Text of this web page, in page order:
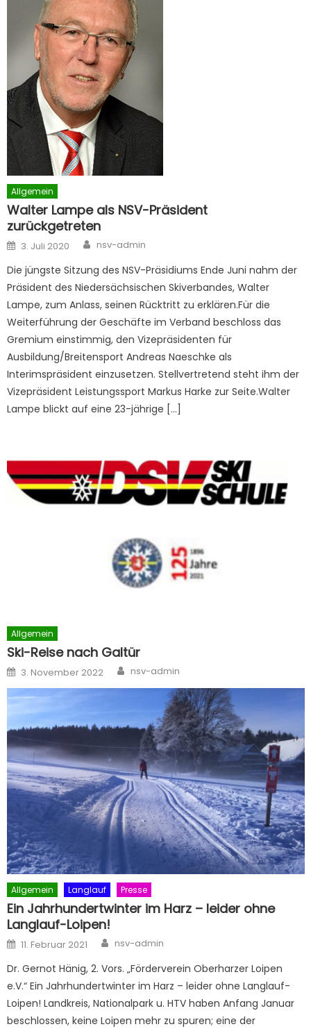
Allgemein
Walter Lampe als NSV-Präsident
zurückgetreten
Posted
on
3. Juli 2020 Author
nsv-admin
Die jüngste Sitzung des NSV-Präsidiums Ende Juni nahm der
Präsident des Niedersächsischen Skiverbandes, Walter
Lampe, zum Anlass, seinen Rücktritt zu erklären.Für die
Weiterführung der Geschäfte im Verband beschloss das
Gremium einstimmig, den Vizepräsidenten für
Ausbildung/Breitensport Andreas Naeschke als
Interimspräsident einzusetzen. Stellvertretend steht ihm der
Vizepräsident Leistungssport Markus Harke zur Seite.Walter
Lampe blickt auf eine 23-jährige […]
Allgemein
Ski-Reise nach Galtür
Posted
on
3. November 2022 Author
nsv-admin
Allgemein Langlauf Presse
Ein Jahrhundertwinter im Harz – leider ohne
Langlauf-Loipen!
Posted
on
11. Februar 2021 Author
nsv-admin
Dr. Gernot Hänig, 2. Vors. „Förderverein Oberharzer Loipen
e.V.“ Ein Jahrhundertwinter im Harz – leider ohne Langlauf-
Loipen! Landkreis, Nationalpark u. HTV haben Anfang Januar
beschlossen, keine Loipen mehr zu spuren; eine der